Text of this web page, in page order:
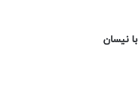
نیسان